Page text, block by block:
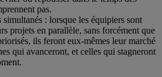
pas.
: lorsque les équipiers sont
projets en parallèle, sans forcément que
ils feront eux-mêmes leur marché
qui avanceront, et celles qui stagneront